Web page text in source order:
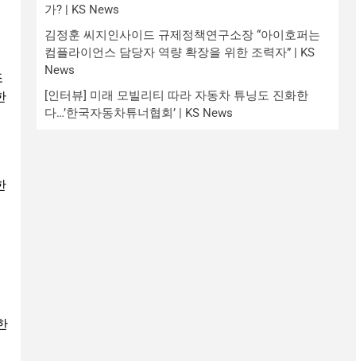
가? | KS News
김정훈 씨지인사이드 규제정책연구소장 “아이호퍼는
컴플라이언스 담당자 역량 확장을 위한 조력자” | KS
News
[인터뷰] 미래 모빌리티 따라 자동차 튜닝도 진화한
다…’한국자동차튜너협회’ | KS News